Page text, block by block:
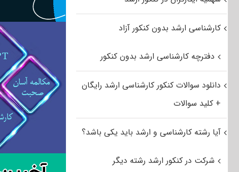
کارشناسی ارشد بدون کنکور آزاد
دفترچه کارشناسی ارشد بدون کنکور
دانلود سوالات کنکور کارشناسی ارشد رایگان
+ کلید سوالات
آیا رشته کارشناسی و ارشد باید یکی باشد؟
شرکت در کنکور ارشد رشته دیگر